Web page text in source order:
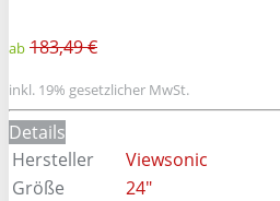
ab 183,49 €
inkl. 19% gesetzlicher MwSt.
Details
Hersteller
Viewsonic
Größe
24"